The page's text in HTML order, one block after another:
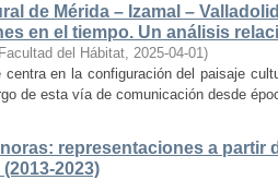
de Mérida – Izamal –
en el tiempo. Un análisis
Facultad del Hábitat, 2025-04-01)
centra en la configuración del paisaje
de esta vía de comunicación desde
representaciones a partir
2023)